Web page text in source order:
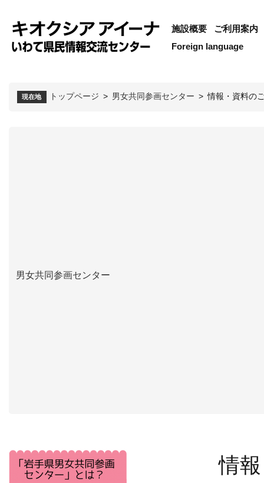
施設概要
ご利用案内
Foreign language
現在地 トップページ > 男女共同参画センター > 情報・資料の
男女共同参画センター
情